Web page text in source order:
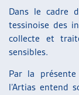
JOURNÉES
Dans le cadre
tessinoise des
collecte et
sensibles.
Par la
l’Artias entend